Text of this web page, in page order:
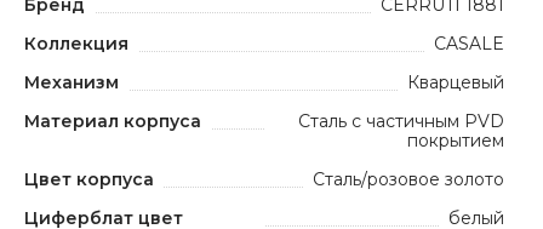
Бренд
CERRUTI 1881
Коллекция
CASALE
Механизм
Кварцевый
Материал корпуса
Сталь с частичным PVD
покрытием
Цвет корпуса
Сталь/розовое золото
Циферблат цвет
белый